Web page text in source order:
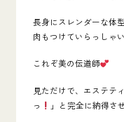
長身にスレンダーな体
肉もつけていらっしゃい
これぞ美の伝道師
見ただけで、エステテ
っ
」と完全に納得さ